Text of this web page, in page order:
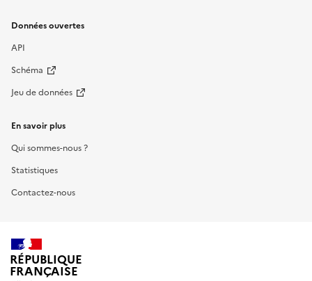
Données ouvertes
API
Schéma
Jeu de données
En savoir plus
Qui sommes-nous ?
Statistiques
Contactez-nous
RÉPUBLIQUE
FRANÇAISE